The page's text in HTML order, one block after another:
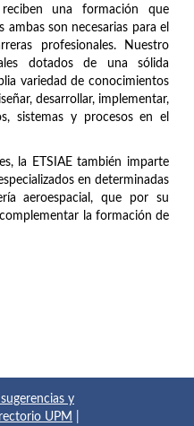
reciben una formación que
son necesarias para el
profesionales. Nuestro
dotados de una sólida
variedad de conocimientos
desarrollar, implementar,
sistemas y procesos en el
la ETSIAE también imparte
en determinadas
aeroespacial, que por su
la formación de
y
UPM